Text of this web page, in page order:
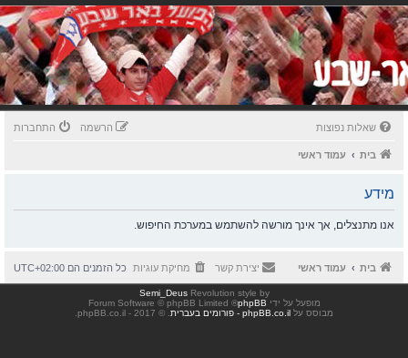
שאלות נפוצות התחברות הרשמה
בית עמוד ראשי
מידע
אנו מתנצלים, אך אינך מורשה להשתמש במערכת החיפוש.
בית עמוד ראשי כל הזמנים הם UTC+02:00 מחיקת עוגיות יצירת קשר
Revolution style by
Semi_Deus
מופעל על ידי phpBB
® Forum Software © phpBB Limited
מבוסס על phpBB.co.il - פורומים בעברית . © 2017 - phpBB.co.il.